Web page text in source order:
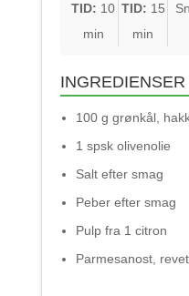
TID: 10
min
TID: 15
min
INGREDIENSER
100 g grønkål,
1 spsk olivenolie
Salt efter smag
Peber efter smag
Pulp fra 1 citron
Parmesanost,